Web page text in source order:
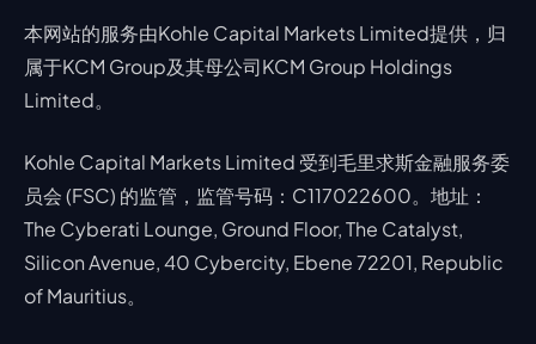
本网站的服务由Kohle Capital Markets Limited提供，归
属于KCM Group及其母公司KCM Group Holdings
Limited。
Kohle Capital Markets Limited 受到毛里求斯金融服务委
员会 (FSC) 的监管，监管号码：C117022600。地址：
The Cyberati Lounge, Ground Floor, The Catalyst,
Silicon Avenue, 40 Cybercity, Ebene 72201, Republic
of Mauritius。